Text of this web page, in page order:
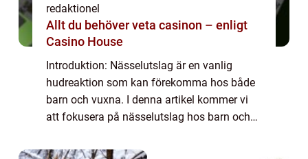
redaktionel
Allt du behöver veta casinon – enligt
Casino House
Introduktion: Nässelutslag är en vanlig
hudreaktion som kan förekomma hos både
barn och vuxna. I denna artikel kommer vi
att fokusera på nässelutslag hos barn och
denna hudsjukdom. Vi kommer att diskutera